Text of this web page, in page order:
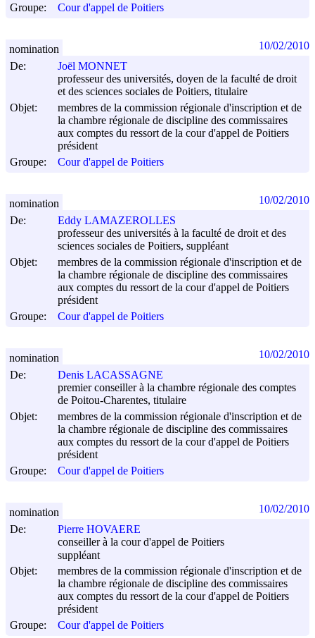
Groupe:
Cour d'appel de Poitiers
De:
Joël MONNET
professeur des universités, doyen de la faculté de droit
et des sciences sociales de Poitiers, titulaire
Objet:
membres de la commission régionale d'inscription et de
la chambre régionale de discipline des commissaires
aux comptes du ressort de la cour d'appel de Poitiers
président
Groupe:
Cour d'appel de Poitiers
nomination 10/02/2010
De:
Eddy LAMAZEROLLES
professeur des universités à la faculté de droit et des
sciences sociales de Poitiers, suppléant
Objet:
membres de la commission régionale d'inscription et de
la chambre régionale de discipline des commissaires
aux comptes du ressort de la cour d'appel de Poitiers
président
Groupe:
Cour d'appel de Poitiers
nomination 10/02/2010
De:
Denis LACASSAGNE
premier conseiller à la chambre régionale des comptes
de Poitou-Charentes, titulaire
Objet:
membres de la commission régionale d'inscription et de
la chambre régionale de discipline des commissaires
aux comptes du ressort de la cour d'appel de Poitiers
président
Groupe:
Cour d'appel de Poitiers
nomination 10/02/2010
De:
Pierre HOVAERE
conseiller à la cour d'appel de Poitiers
suppléant
Objet:
membres de la commission régionale d'inscription et de
la chambre régionale de discipline des commissaires
aux comptes du ressort de la cour d'appel de Poitiers
président
Groupe:
Cour d'appel de Poitiers
nomination 10/02/2010